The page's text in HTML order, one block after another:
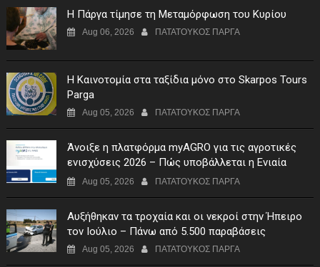
Η Πάργα τίμησε τη Μεταμόρφωση του Κυρίου
Aug 06, 2026 ΠΑΤΑΤΟΥΚΟΣ ΠΑΡΓΑ
Η Καινοτομία στα ταξίδια μόνο στο Skarpos Tours
Parga
Aug 05, 2026 ΠΑΤΑΤΟΥΚΟΣ ΠΑΡΓΑ
Άνοιξε η πλατφόρμα myAGRO για τις αγροτικές
ενισχύσεις 2026 – Πώς υποβάλλεται η Ενιαία
Αίτηση Ενίσχυσης
Aug 05, 2026 ΠΑΤΑΤΟΥΚΟΣ ΠΑΡΓΑ
Αυξήθηκαν τα τροχαία και οι νεκροί στην Ήπειρο
τον Ιούλιο – Πάνω από 5.500 παραβάσεις
Aug 05, 2026 ΠΑΤΑΤΟΥΚΟΣ ΠΑΡΓΑ